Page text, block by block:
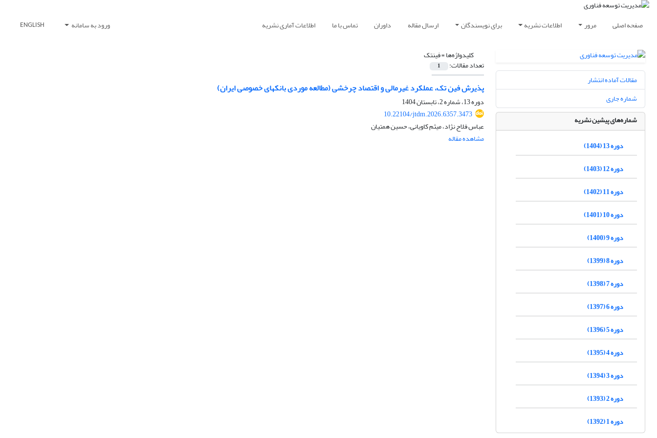
صفحه اصلی مرور اطلاعات نشریه برای نویسندگان ارسال مقاله داوران تماس با ما اطلاعات آماری نشریه ورود به سامانه ENGLISH
کلیدواژه‌ها =فین‎تک
تعداد مقالات: 1
پذیرش فین ‎تک، عملکرد غیرمالی و اقتصاد چرخشی (مطالعه موردی بانک‎های خصوصی ایران)
دوره 13، شماره 2، تابستان 1404
10.22104/jtdm.2026.6357.3473
عباس فلاح نژاد، میثم کاویانی، حسین همتیان
مشاهده مقاله
مقالات آماده انتشار
شماره جاری
شماره‌های پیشین نشریه
دوره 13 (1404)
دوره 12 (1403)
دوره 11 (1402)
دوره 10 (1401)
دوره 9 (1400)
دوره 8 (1399)
دوره 7 (1398)
دوره 6 (1397)
دوره 5 (1396)
دوره 4 (1395)
دوره 3 (1394)
دوره 2 (1393)
دوره 1 (1392)